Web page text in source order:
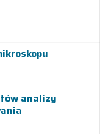
analizy